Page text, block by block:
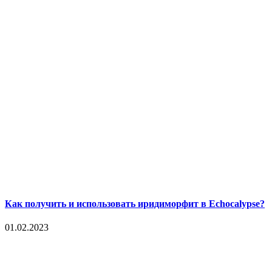
Как получить и использовать иридиморфит в Echocalypse?
01.02.2023